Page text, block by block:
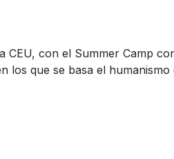
CEU, con el Summer Camp
que se basa el humanismo